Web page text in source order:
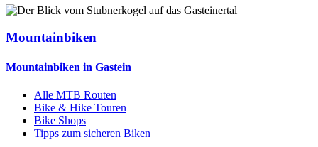
Mountainbiken
Mountainbiken in Gastein
Alle MTB Routen
Bike & Hike Touren
Bike Shops
Tipps zum sicheren Biken